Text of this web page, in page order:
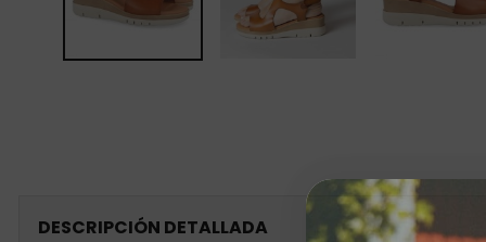
DESCRIPCIÓN DETALLADA